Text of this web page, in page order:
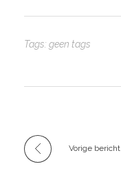
Tags: geen tags
Vorige bericht